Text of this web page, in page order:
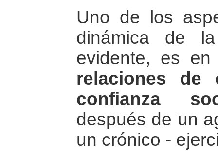
Uno de los
dinámica de
evidente, es
relaciones de
confianza
después de un
un crónico -